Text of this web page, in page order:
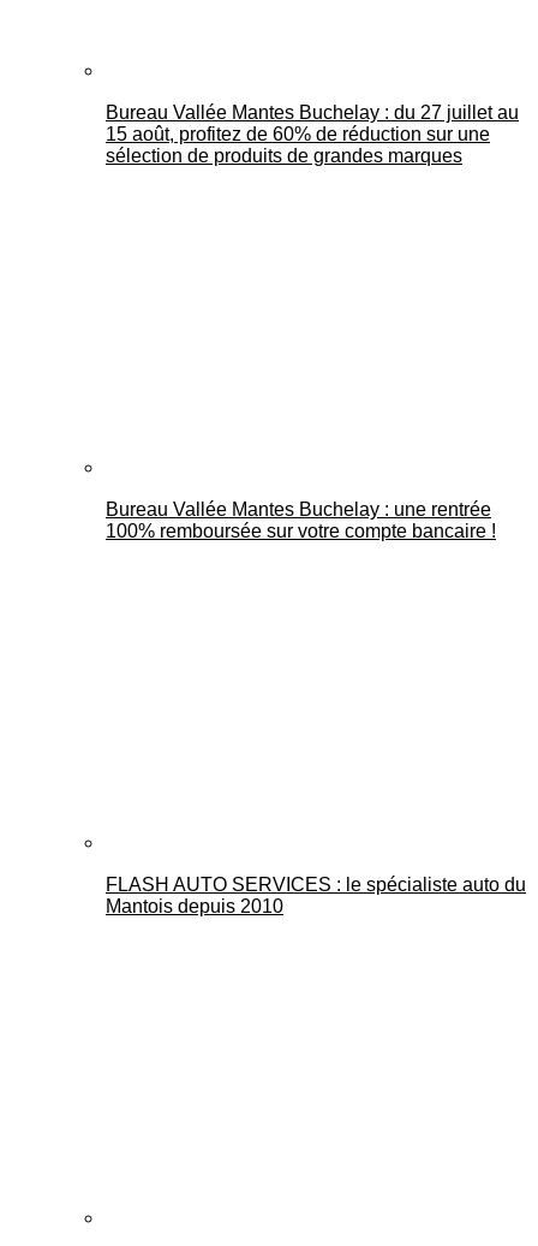
Bureau Vallée Mantes Buchelay : du 27 juillet au
15 août, profitez de 60% de réduction sur une
sélection de produits de grandes marques
Bureau Vallée Mantes Buchelay : une rentrée
100% remboursée sur votre compte bancaire !
FLASH AUTO SERVICES : le spécialiste auto du
Mantois depuis 2010